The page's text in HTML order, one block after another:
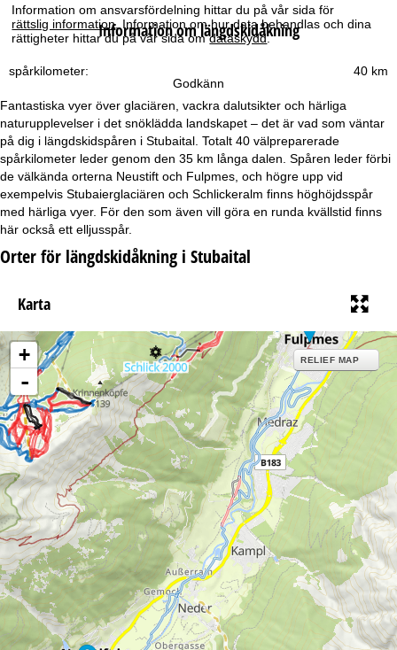
Information om ansvarsfördelning hittar du på vår sida för
rättslig information. Information om hur data behandlas och dina
rättigheter hittar du på vår sida omdataskydd.
Godkänn
a
r
t
i
Information om längdskidåkning
40 km
spårkilometer:
Fantastiska vyer över glaciären, vackra dalutsikter och härliga
naturupplevelser i det snöklädda landskapet – det är vad som väntar
på dig i längdskidspåren i Stubaital. Totalt 40 välpreparerade
spårkilometer leder genom den 35 km långa dalen. Spåren leder förbi
de välkända orterna Neustift och Fulpmes, och högre upp vid
exempelvis Stubaierglaciären och Schlickeralm finns höghöjdsspår
med härliga vyer. För den som även vill göra en runda kvällstid finns
här också ett elljusspår.
Orter för längdskidåkning i Stubaital
Karta
+
-
RELIEF MAP